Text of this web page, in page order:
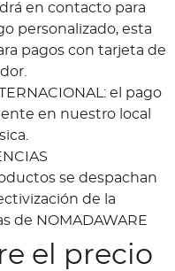
en contacto para
personalizado, esta
pagos con tarjeta de
el pago
en nuestro local
se despachan
de la
de NOMADAWARE
el precio